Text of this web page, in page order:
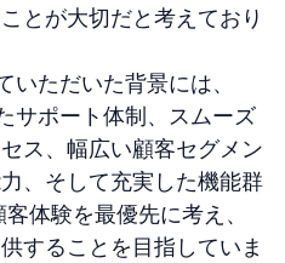
とが大切だと考えており
ただいた背景には、
サポート体制、スムーズ
ス、幅広い顧客セグメン
、そして充実した機能群
体験を最優先に考え、
することを目指していま